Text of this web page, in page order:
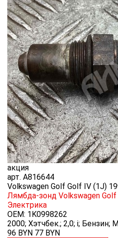
акция
арт. A816644
Volkswagen Golf Golf IV (1J)
Лямбда-зонд Volkswagen
Электрика
OEM: 1K0998262
2000; Хэтчбек.; 2,0; i;
96 BYN 77 BYN